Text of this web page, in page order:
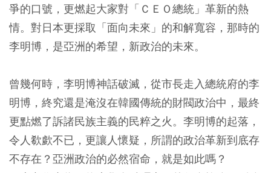
爭的口號，更燃起大家對「ＣＥＯ總統」革新的熱
情。對日本更採取「面向未來」的和解寬容，那時的
李明博，是亞洲的希望，新政治的未來。
曾幾何時，李明博神話破滅，從市長走入總統府的李
明博，終究還是淹沒在韓國傳統的財閥政治中，最終
更點燃了訴諸民族主義的民粹之火。李明博的起落，
令人欷歔不已，更讓人懷疑，所謂的政治革新到底存
不存在？亞洲政治的必然宿命，就是如此嗎？